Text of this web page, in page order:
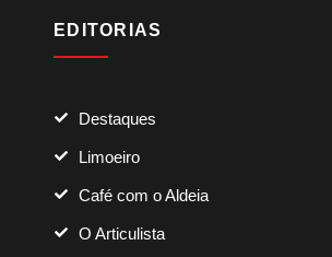
EDITORIAS
Destaques
Limoeiro
Café com o Aldeia
O Articulista